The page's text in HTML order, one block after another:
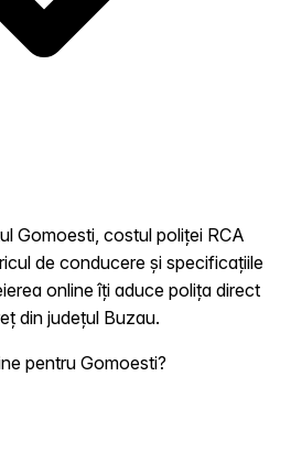
Gomoesti, costul poliței RCA
de conducere și specificațiile
online îți aduce polița direct
din județul Buzau.
pentru Gomoesti?